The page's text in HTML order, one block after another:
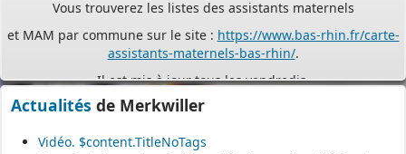
assistants-maternels-bas-rhin/.
Il est mis à jour tous les vendredis.
des assistants maternels.
Actualités de Merkwiller
Vidéo. $content.TitleNoTags